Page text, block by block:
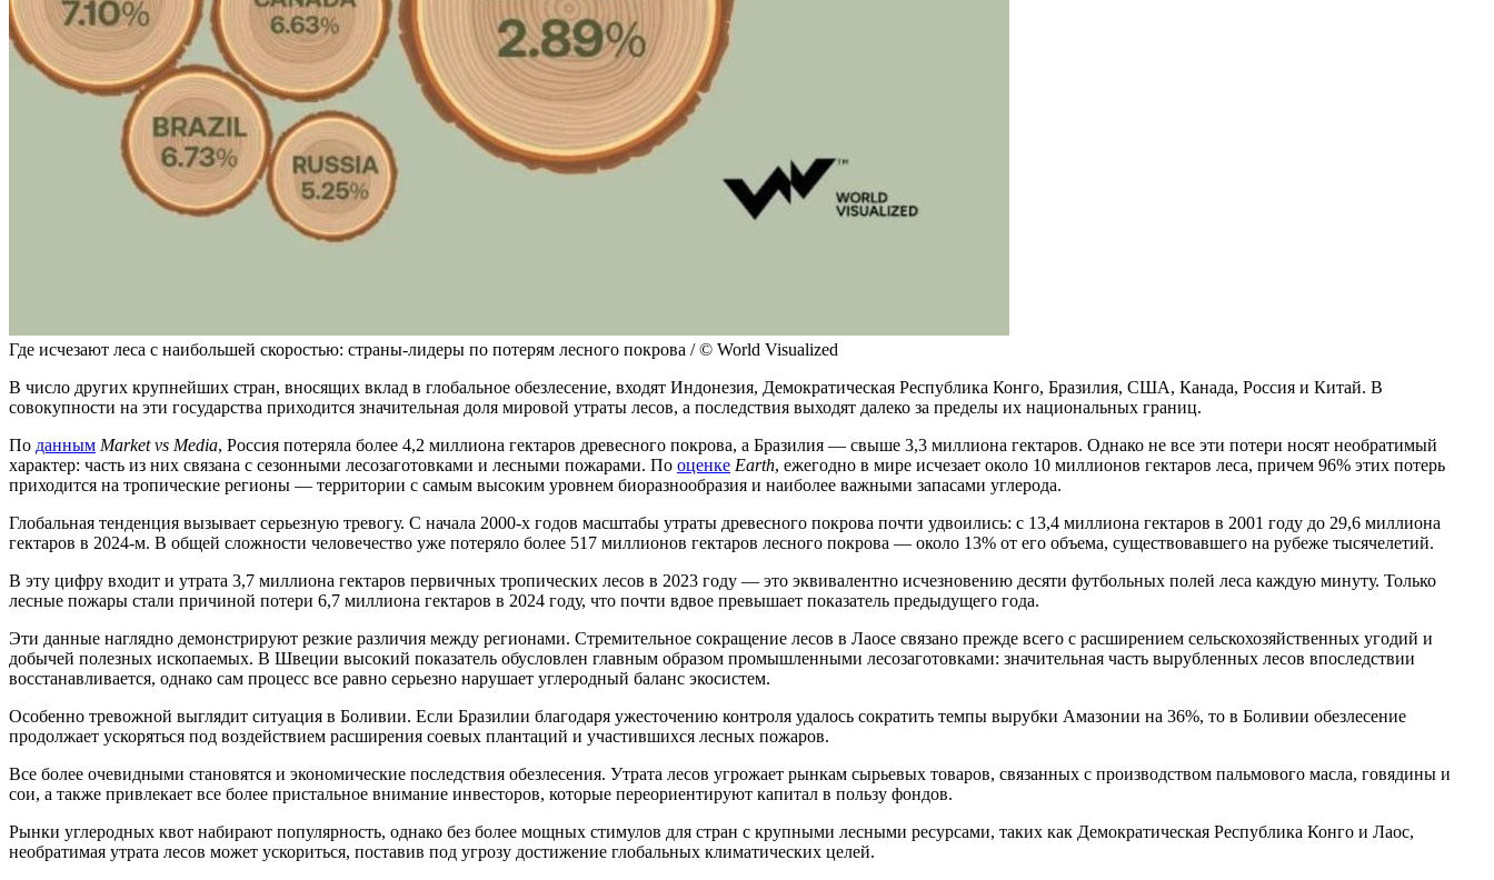
Где исчезают леса с наибольшей скоростью: страны-лидеры по потерям лесного покрова / © World Visualized
В число других крупнейших стран, вносящих вклад в глобальное обезлесение, входят Индонезия, Демократическая Республика Конго, Бразилия, США, Канада, Россия и Китай. В
совокупности на эти государства приходится значительная доля мировой утраты лесов, а последствия выходят далеко за пределы их национальных границ.
По данным Market vs Media, Россия потеряла более 4,2 миллиона гектаров древесного покрова, а Бразилия — свыше 3,3 миллиона гектаров. Однако не все эти потери носят необратимый
характер: часть из них связана с сезонными лесозаготовками и лесными пожарами. По оценке Earth, ежегодно в мире исчезает около 10 миллионов гектаров леса, причем 96% этих потерь
приходится на тропические регионы — территории с самым высоким уровнем биоразнообразия и наиболее важными запасами углерода.
Глобальная тенденция вызывает серьезную тревогу. С начала 2000-х годов масштабы утраты древесного покрова почти удвоились: с 13,4 миллиона гектаров в 2001 году до 29,6 миллиона
гектаров в 2024-м. В общей сложности человечество уже потеряло более 517 миллионов гектаров лесного покрова — около 13% от его объема, существовавшего на рубеже тысячелетий.
В эту цифру входит и утрата 3,7 миллиона гектаров первичных тропических лесов в 2023 году — это эквивалентно исчезновению десяти футбольных полей леса каждую минуту. Только
лесные пожары стали причиной потери 6,7 миллиона гектаров в 2024 году, что почти вдвое превышает показатель предыдущего года.
Эти данные наглядно демонстрируют резкие различия между регионами. Стремительное сокращение лесов в Лаосе связано прежде всего с расширением сельскохозяйственных угодий и
добычей полезных ископаемых. В Швеции высокий показатель обусловлен главным образом промышленными лесозаготовками: значительная часть вырубленных лесов впоследствии
восстанавливается, однако сам процесс все равно серьезно нарушает углеродный баланс экосистем.
Особенно тревожной выглядит ситуация в Боливии. Если Бразилии благодаря ужесточению контроля удалось сократить темпы вырубки Амазонии на 36%, то в Боливии обезлесение
продолжает ускоряться под воздействием расширения соевых плантаций и участившихся лесных пожаров.
Все более очевидными становятся и экономические последствия обезлесения. Утрата лесов угрожает рынкам сырьевых товаров, связанных с производством пальмового масла, говядины и
сои, а также привлекает все более пристальное внимание инвесторов, которые переориентируют капитал в пользу фондов.
Рынки углеродных квот набирают популярность, однако без более мощных стимулов для стран с крупными лесными ресурсами, таких как Демократическая Республика Конго и Лаос,
необратимая утрата лесов может ускориться, поставив под угрозу достижение глобальных климатических целей.